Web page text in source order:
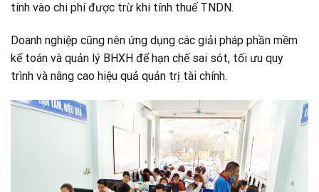
tính vào chi phí được trừ khi tính thuế TNDN.
Doanh nghiệp cũng nên ứng dụng các giải pháp phần mềm
kế toán và quản lý BHXH để hạn chế sai sót, tối ưu quy
trình và nâng cao hiệu quả quản trị tài chính.